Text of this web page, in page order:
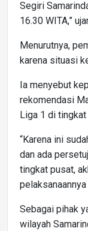
Segiri
16.30 WITA,”
Menurutnya,
karena situasi
Ia menyebut
rekomendasi
Liga 1 di tingkat
“Karena ini
dan ada
tingkat pusat,
Sebagai pihak
wilayah